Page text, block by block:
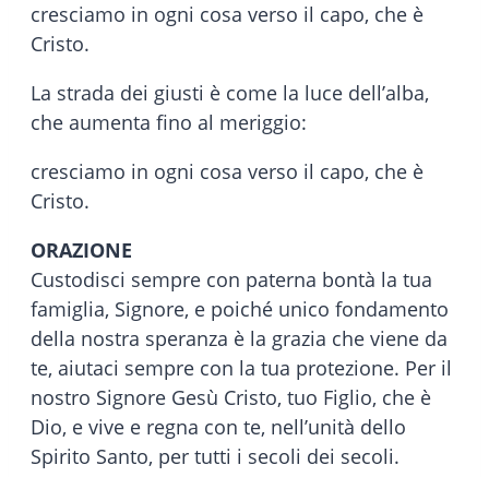
cresciamo in ogni cosa verso il capo, che è
Cristo.
La strada dei giusti è come la luce dell’alba,
che aumenta fino al meriggio:
cresciamo in ogni cosa verso il capo, che è
Cristo.
ORAZIONE
Custodisci sempre con paterna bontà la tua
famiglia, Signore, e poiché unico fondamento
della nostra speranza è la grazia che viene da
te, aiutaci sempre con la tua protezione. Per il
nostro Signore Gesù Cristo, tuo Figlio, che è
Dio, e vive e regna con te, nell’unità dello
Spirito Santo, per tutti i secoli dei secoli.